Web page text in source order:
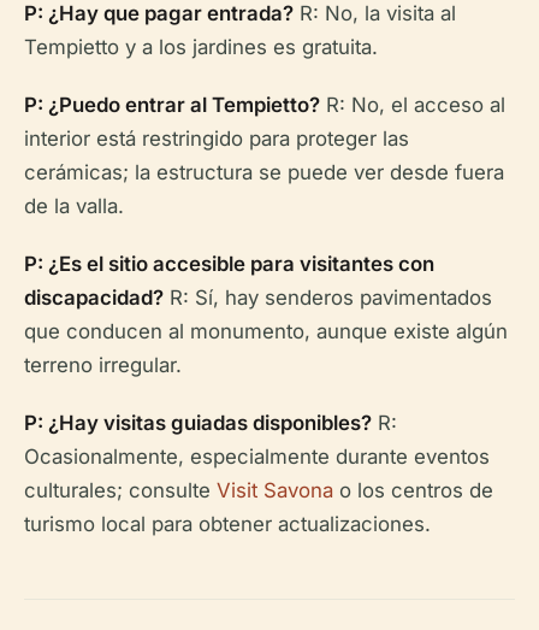
P: ¿Hay que pagar entrada? R: No, la visita al
Tempietto y a los jardines es gratuita.
P: ¿Puedo entrar al Tempietto? R: No, el acceso al
interior está restringido para proteger las
cerámicas; la estructura se puede ver desde fuera
de la valla.
P: ¿Es el sitio accesible para visitantes con
discapacidad? R: Sí, hay senderos pavimentados
que conducen al monumento, aunque existe algún
terreno irregular.
P: ¿Hay visitas guiadas disponibles? R:
Ocasionalmente, especialmente durante eventos
culturales; consulte Visit Savona o los centros de
turismo local para obtener actualizaciones.